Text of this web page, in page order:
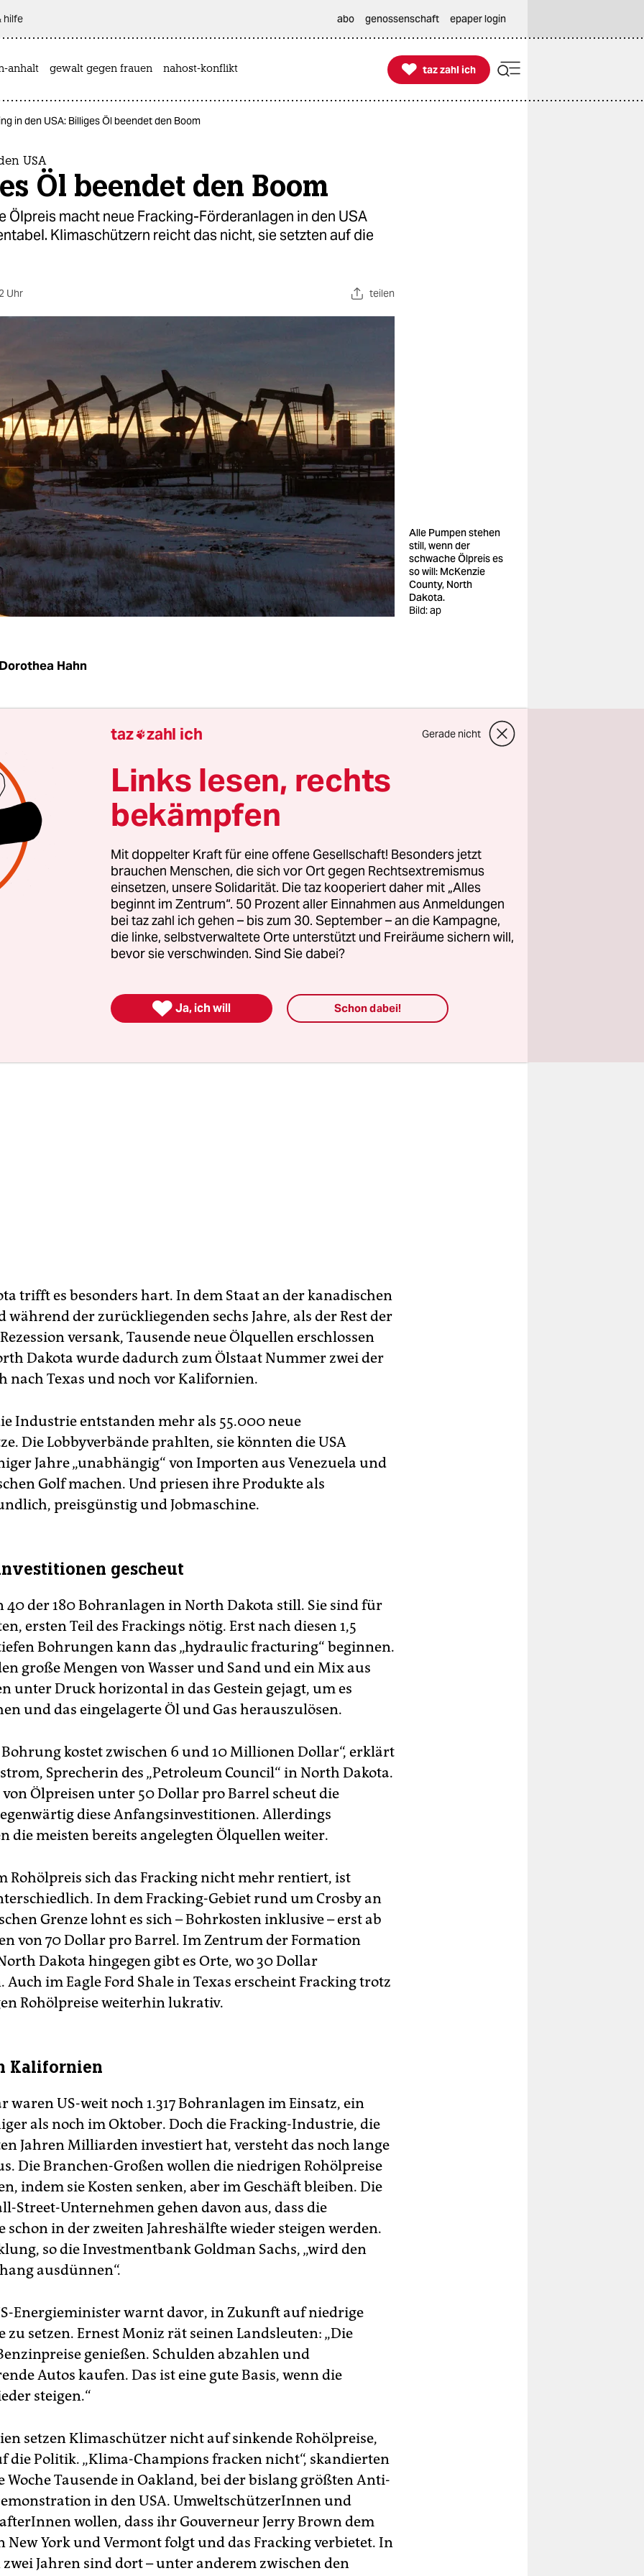
hilfe abo genossenschaft epaper login
anhalt gewalt gegen frauen nahost-konflikt 
taz zahl ich
taz zahl ich
in den USA: Billiges Öl beendet den Boom
USA
Öl beendet den Boom
Ölpreis macht neue Fracking-Förderanlagen in den USA
Klimaschützern reicht das nicht, sie setzten auf die
Uhr teilen
Alle Pumpen stehen
still, wenn der
schwache Ölpreis es
so will: McKenzie
County, North
Dakota.
Bild: ap
Dorothea Hahn
| Der Traum vom schnellen Geld durch Fracking in den
Erste vorbei. Dafür hat der Preisverfall auf dem
gesorgt. Quer durch das Land werden jetzt Bohranlagen
Öl-Arbeiter könnten ihre gut bezahlten Jobs
Street prognostizieren Investmentbanker, dass die seit
Juli um die Hälfte gesunkenen Rohölpreise noch bis
zur Jahresmitte „beweglich“ bleiben werden. Inklusive
Sprünge nach oben, aber auch mit Tiefen von bis zu 40
Paradoxerweise steigt dennoch die Ölproduktion in
Statt 7 Millionen täglich geförderten Barrel Öl am
trifft es besonders hart. In dem Staat an der kanadischen
während der zurückliegenden sechs Jahre, als der Rest der
versank, Tausende neue Ölquellen erschlossen
Dakota wurde dadurch zum Ölstaat Nummer zwei der
nach Texas und noch vor Kalifornien.
Industrie entstanden mehr als 55.000 neue
Die Lobbyverbände prahlten, sie könnten die USA
Jahre „unabhängig“ von Importen aus Venezuela und
Golf machen. Und priesen ihre Produkte als
preisgünstig und Jobmaschine.
gescheut
40 der 180 Bohranlagen in North Dakota still. Sie sind für
ersten Teil des Frackings nötig. Erst nach diesen 1,5
Bohrungen kann das „hydraulic fracturing“ beginnen.
große Mengen von Wasser und Sand und ein Mix aus
unter Druck horizontal in das Gestein gejagt, um es
und das eingelagerte Öl und Gas herauszulösen.
Bohrung kostet zwischen 6 und 10 Millionen Dollar“, erklärt
Sprecherin des „Petroleum Council“ in North Dakota.
Ölpreisen unter 50 Dollar pro Barrel scheut die
diese Anfangsinvestitionen. Allerdings
die meisten bereits angelegten Ölquellen weiter.
Rohölpreis sich das Fracking nicht mehr rentiert, ist
In dem Fracking-Gebiet rund um Crosby an
Grenze lohnt es sich – Bohrkosten inklusive – erst ab
von 70 Dollar pro Barrel. Im Zentrum der Formation
Dakota hingegen gibt es Orte, wo 30 Dollar
Auch im Eagle Ford Shale in Texas erscheint Fracking trotz
Rohölpreise weiterhin lukrativ.
Kalifornien
waren US-weit noch 1.317 Bohranlagen im Einsatz, ein
als noch im Oktober. Doch die Fracking-Industrie, die
Jahren Milliarden investiert hat, versteht das noch lange
Die Branchen-Großen wollen die niedrigen Rohölpreise
indem sie Kosten senken, aber im Geschäft bleiben. Die
Street-Unternehmen gehen davon aus, dass die
schon in der zweiten Jahreshälfte wieder steigen werden.
so die Investmentbank Goldman Sachs, „wird den
ausdünnen“.
Energieminister warnt davor, in Zukunft auf niedrige
zu setzen. Ernest Moniz rät seinen Landsleuten: „Die
genießen. Schulden abzahlen und
Autos kaufen. Das ist eine gute Basis, wenn die
steigen.“
setzen Klimaschützer nicht auf sinkende Rohölpreise,
die Politik. „Klima-Champions fracken nicht“, skandierten
Woche Tausende in Oakland, bei der bislang größten Anti-
in den USA. UmweltschützerInnen und
wollen, dass ihr Gouverneur Jerry Brown dem
New York und Vermont folgt und das Fracking verbietet. In
Jahren sind dort – unter anderem zwischen den
taz zahl ich Gerade nicht
Links lesen, rechts
bekämpfen
Mit doppelter Kraft für eine offene Gesellschaft! Besonders jetzt
brauchen Menschen, die sich vor Ort gegen Rechtsextremismus
einsetzen, unsere Solidarität. Die taz kooperiert daher mit „Alles
beginnt im Zentrum“. 50 Prozent aller Einnahmen aus Anmeldungen
bei taz zahl ich gehen – bis zum 30. September – an die Kampagne,
die linke, selbstverwaltete Orte unterstützt und Freiräume sichern will,
bevor sie verschwinden. Sind Sie dabei?
 Ja, ich will Schon dabei!